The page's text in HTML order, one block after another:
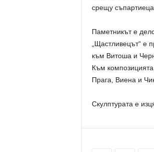
срещу
Паметникът е
„Щастливецът“ е
към Витоша и
Към
Прага, Виена и
Скулптурата е